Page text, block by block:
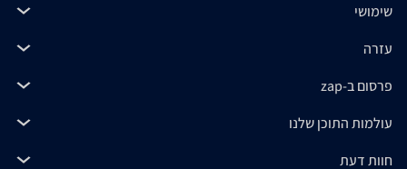
שימושי
עזרה
פרסום ב-zap
עולמות התוכן שלנו
חוות דעת